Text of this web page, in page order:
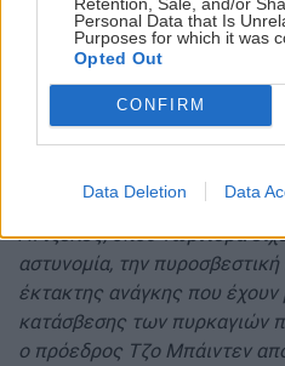
Personal Data that Is
Purposes for which it was
Opted Out
CONFIRM
Data Deletion Data
Λόγω των καταστροφικών
ακύρωσε το τελευταίο του
στην Ιταλία. Η ανακοίνωση
έρχεται λίγες ώρες μετά
φού επέστρεψε σήμερα το
Άντζελες, όπου νωρίτερα
αστυνομία, την
έκτακτης ανάγκης που έχουν
κατάσβεσης των πυρκαγιών
ο πρόεδρος Τζο Μπάιντεν